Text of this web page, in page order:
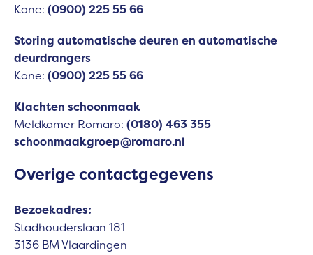
Kone: (0900) 225 55 66
Storing automatische deuren en automatische
deurdrangers
Kone: (0900) 225 55 66
Klachten schoonmaak
Meldkamer Romaro: (0180) 463 355
schoonmaakgroep@romaro.nl
Overige contactgegevens
Bezoekadres:
Stadhouderslaan 181
3136 BM Vlaardingen